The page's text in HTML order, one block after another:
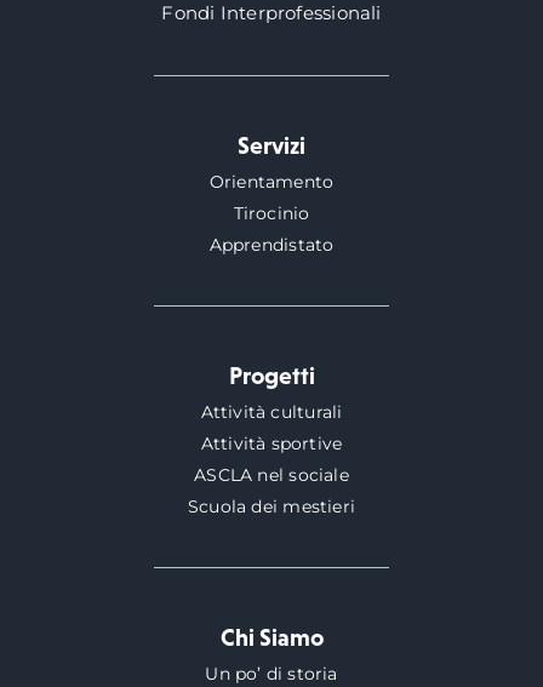
Fondi Interprofessionali
Servizi
Orientamento
Tirocinio
Apprendistato
Progetti
Attività culturali
Attività sportive
ASCLA nel sociale
Scuola dei mestieri
Chi Siamo
Un po’ di storia